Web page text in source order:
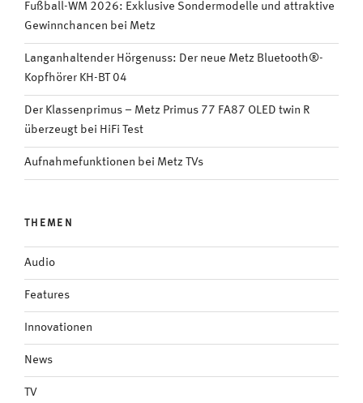
Fußball-WM 2026: Exklusive Sondermodelle und attraktive
Gewinnchancen bei Metz
Langanhaltender Hörgenuss: Der neue Metz Bluetooth®-
Kopfhörer KH-BT 04
Der Klassenprimus – Metz Primus 77 FA87 OLED twin R
überzeugt bei HiFi Test
Aufnahmefunktionen bei Metz TVs
THEMEN
Audio
Features
Innovationen
News
TV